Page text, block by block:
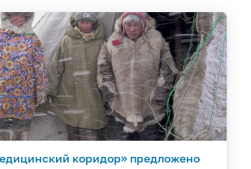
коридор» предложено